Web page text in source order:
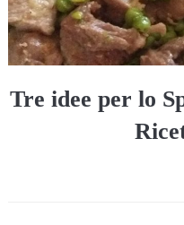
Tre idee per lo